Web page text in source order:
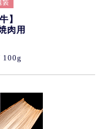
】
肉用
100g